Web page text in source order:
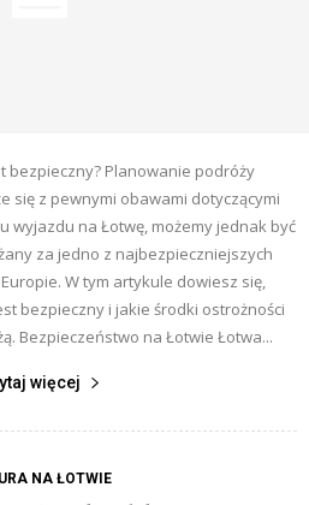
bezpieczny? Planowanie podróży
się z pewnymi obawami dotyczącymi
wyjazdu na Łotwę, możemy jednak być
za jedno z najbezpieczniejszych
W tym artykule dowiesz się,
bezpieczny i jakie środki ostrożności
Bezpieczeństwo na Łotwie Łotwa...
więcej
NA ŁOTWIE